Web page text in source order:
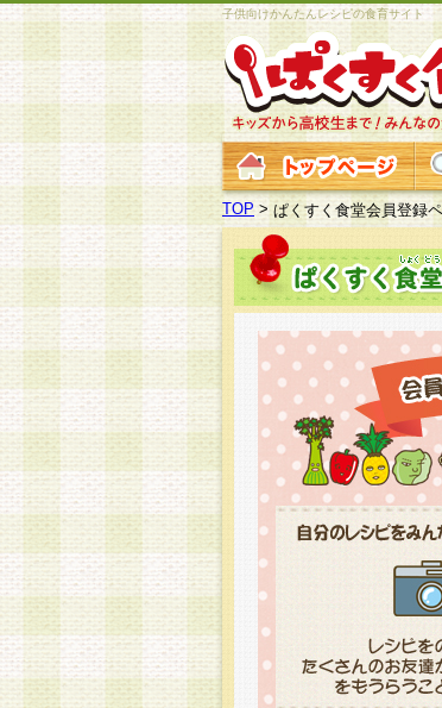
子供向けかんたんレシピの食育サイト
TOP >ぱくすく食堂会員登録